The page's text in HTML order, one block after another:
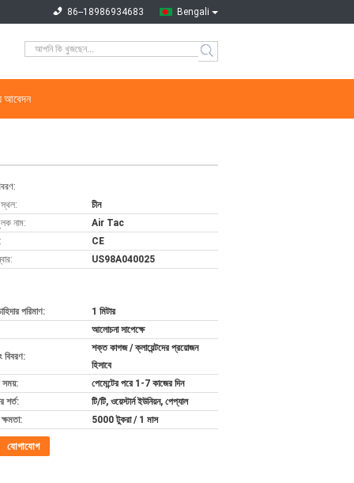
Bengali
86--18986934683
আবেদন
চীন
নাম:
Air Tac
CE
US98A040025
পরিমাণ:
1 মিটার
আলোচনা সাপেক্ষে
বিবরণ:
শক্ত কাগজ / ক্লায়েন্টদের প্রয়োজন
হিসাবে
সময়:
পেমেন্টের পরে 1-7 কাজের দিন
শর্ত:
টি/টি, ওয়েস্টার্ন ইউনিয়ন, পেপ্যাল
5000 টুকরা / 1 মাস
যোগাযোগ